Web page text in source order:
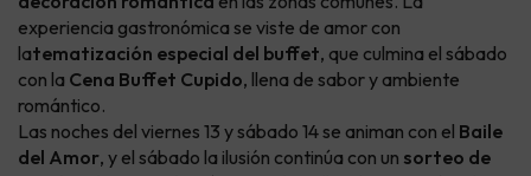
experiencia gastronómica se viste de amor con
latematización especial del buffet, que culmina el sábado
con la Cena Buffet Cupido, llena de sabor y ambiente
romántico.
Las noches del viernes 13 y sábado 14 se animan con el Baile
del Amor, y el sábado la ilusión continúa con un sorteo de